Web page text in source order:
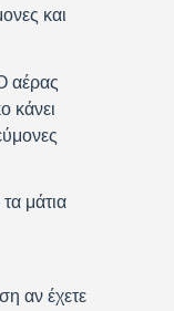
και
αέρας
κάνει
μάτια
αν έχετε